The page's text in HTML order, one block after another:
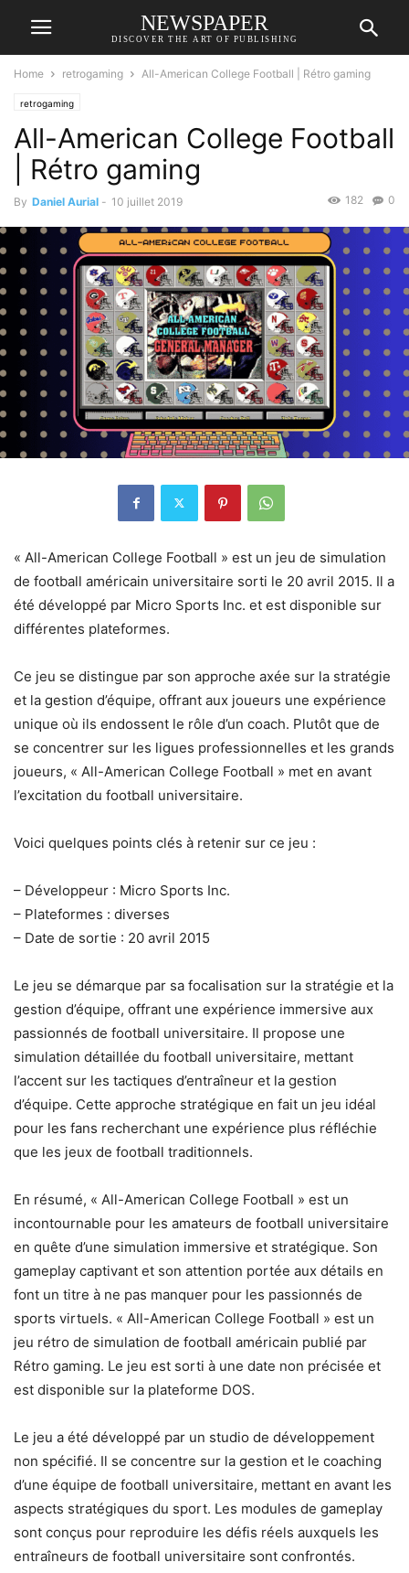
NEWSPAPER
DISCOVER THE ART OF PUBLISHING
Home retrogaming All-American College Football | Rétro gaming
retrogaming
All-American College Football
| Rétro gaming
By Daniel Aurial - 10 juillet 2019 0
182
« All-American College Football » est un jeu de simulation
de football américain universitaire sorti le 20 avril 2015. Il a
été développé par Micro Sports Inc. et est disponible sur
différentes plateformes.
Ce jeu se distingue par son approche axée sur la stratégie
et la gestion d’équipe, offrant aux joueurs une expérience
unique où ils endossent le rôle d’un coach. Plutôt que de
se concentrer sur les ligues professionnelles et les grands
joueurs, « All-American College Football » met en avant
l’excitation du football universitaire.
Voici quelques points clés à retenir sur ce jeu :
– Développeur : Micro Sports Inc.
– Plateformes : diverses
– Date de sortie : 20 avril 2015
Le jeu se démarque par sa focalisation sur la stratégie et la
gestion d’équipe, offrant une expérience immersive aux
passionnés de football universitaire. Il propose une
simulation détaillée du football universitaire, mettant
l’accent sur les tactiques d’entraîneur et la gestion
d’équipe. Cette approche stratégique en fait un jeu idéal
pour les fans recherchant une expérience plus réfléchie
que les jeux de football traditionnels.
En résumé, « All-American College Football » est un
incontournable pour les amateurs de football universitaire
en quête d’une simulation immersive et stratégique. Son
gameplay captivant et son attention portée aux détails en
font un titre à ne pas manquer pour les passionnés de
sports virtuels. « All-American College Football » est un
jeu rétro de simulation de football américain publié par
Rétro gaming. Le jeu est sorti à une date non précisée et
est disponible sur la plateforme DOS.
Le jeu a été développé par un studio de développement
non spécifié. Il se concentre sur la gestion et le coaching
d’une équipe de football universitaire, mettant en avant les
aspects stratégiques du sport. Les modules de gameplay
sont conçus pour reproduire les défis réels auxquels les
entraîneurs de football universitaire sont confrontés.